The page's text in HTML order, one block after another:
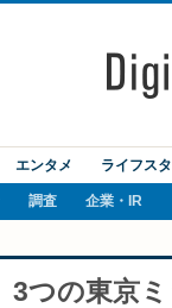
エンタメ ライフス
調査 企業・IR
つの東京